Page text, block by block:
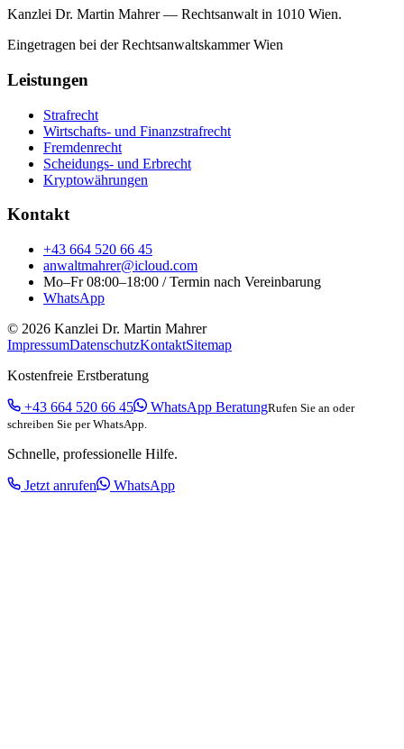
Kanzlei Dr. Martin Mahrer — Rechtsanwalt in 1010 Wien.
Eingetragen bei der Rechtsanwaltskammer Wien
Leistungen
Strafrecht
Wirtschafts- und Finanzstrafrecht
Fremdenrecht
Scheidungs- und Erbrecht
Kryptowährungen
Kontakt
+43 664 520 66 45
anwaltmahrer@icloud.com
Mo–Fr 08:00–18:00 / Termin nach Vereinbarung
WhatsApp
© 2026 Kanzlei Dr. Martin Mahrer
ImpressumDatenschutzKontaktSitemap
Kostenfreie Erstberatung
+43 664 520 66 45 WhatsApp BeratungRufen Sie an oder
schreiben Sie per WhatsApp.
Schnelle, professionelle Hilfe.
Jetzt anrufen WhatsApp